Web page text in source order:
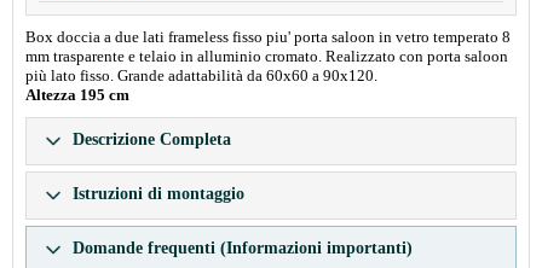
Box doccia a due lati frameless fisso piu' porta saloon in vetro temperato 8
mm trasparente e telaio in alluminio cromato. Realizzato con porta saloon
più lato fisso. Grande adattabilità da 60x60 a 90x120.
Altezza 195 cm
Descrizione Completa
Istruzioni di montaggio
Domande frequenti (Informazioni importanti)